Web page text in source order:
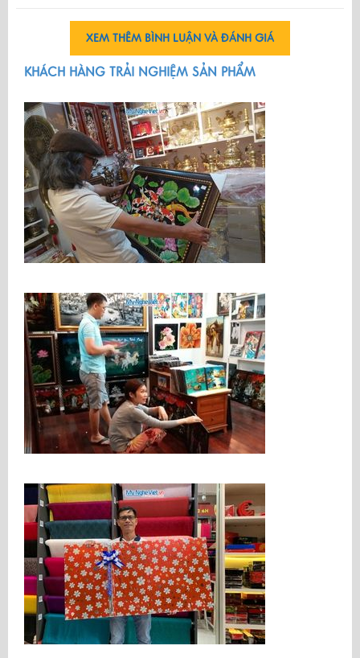
XEM THÊM BÌNH LUẬN VÀ ĐÁNH GIÁ
KHÁCH HÀNG TRẢI NGHIỆM SẢN PHẨM